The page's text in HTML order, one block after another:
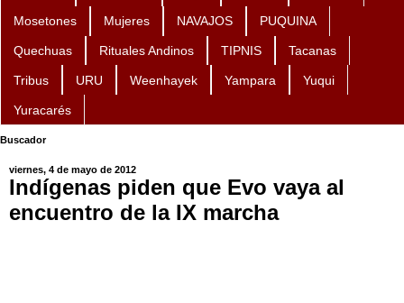
Mosetones Mujeres NAVAJOS PUQUINA
Quechuas Rituales Andinos TIPNIS Tacanas
Tribus URU Weenhayek Yampara Yuqui
Yuracarés
Buscador
viernes, 4 de mayo de 2012
Indígenas piden que Evo vaya al
encuentro de la IX marcha